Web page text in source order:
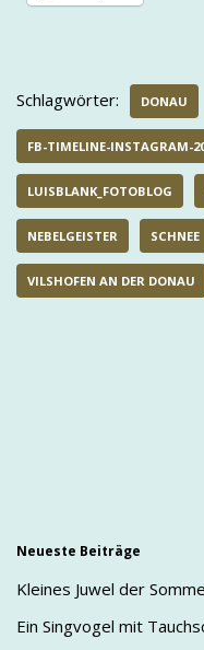
Schlagwörter: DONAU
FB-TIMELINE-INSTAGRAM-
LUISBLANK_FOTOBLOG
NEBELGEISTER SCHNEE
VILSHOFEN AN DER DONAU
Neueste Beiträge
Kleines Juwel der
Ein Singvogel mit